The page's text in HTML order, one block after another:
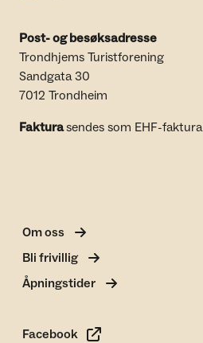
Post- og besøksadresse
Trondhjems Turistforening
Sandgata 30
7012 Trondheim
Fakturasendes som EHF-faktura
Om oss
Bli frivillig
Åpningstider
Facebook